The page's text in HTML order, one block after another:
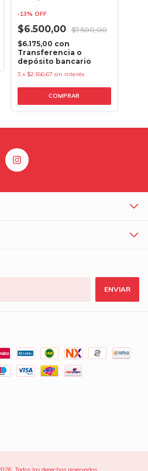
-13% OFF
$6.500,00 $7.500,00
$6.175,00 con
Transferencia o
depósito bancario
3 x $2.166,67 sin interés
COMPRAR